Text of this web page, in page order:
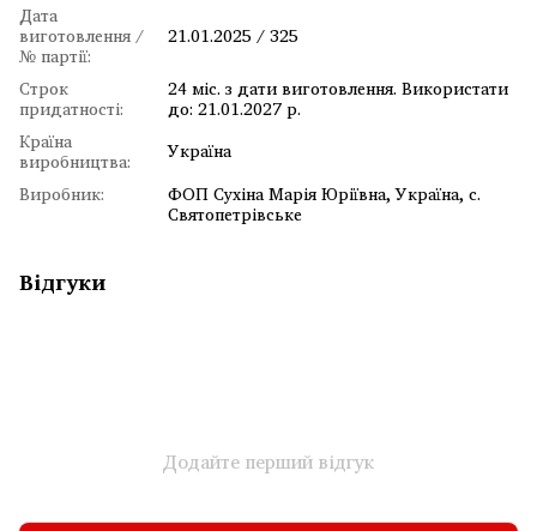
Дата
виготовлення /
№ партії:
21.01.2025 / 325
Строк
придатності:
24 міс. з дати виготовлення. Використати
до: 21.01.2027 р.
Країна
виробництва:
Україна
Виробник:
ФОП Сухіна Марія Юріївна, Україна, с.
Святопетрівське
Відгуки
Додайте перший відгук